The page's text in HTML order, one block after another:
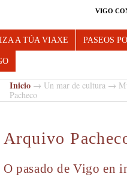
VIGO
de Vigo
A TÚA VIAXE PASEOS
Inicio → Un mar de cultura →
Pacheco
Arquivo
O pasado de Vigo en